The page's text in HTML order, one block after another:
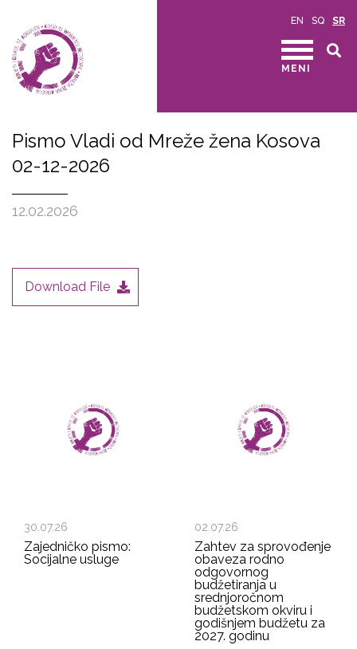
EN SQ SR
MENI
Pismo Vladi od Mreže žena Kosova
02-12-2026
12.02.2026
Download File
30.07.26
Zajedničko pismo:
Socijalne usluge
02.07.26
Zahtev za sprovođenje
obaveza rodno
odgovornog
budžetiranja u
srednjoročnom
budžetskom okviru i
godišnjem budžetu za
2027. godinu